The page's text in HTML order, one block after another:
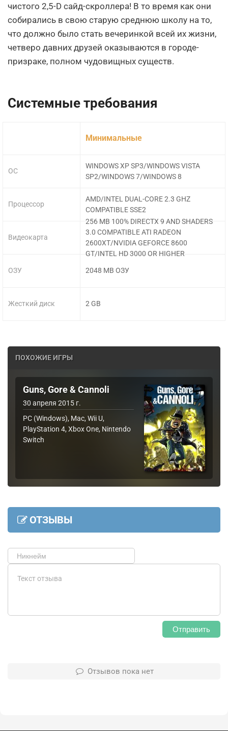
чистого 2,5-D сайд-скроллера! В то время как они
собирались в свою старую среднюю школу на то,
что должно было стать вечеринкой всей их жизни,
четверо давних друзей оказываются в городе-
призраке, полном чудовищных существ.
Системные требования
ОС
Процессор
Видеокарта
ОЗУ
Жесткий диск
Минимальные
WINDOWS XP SP3/WINDOWS VISTA
SP2/WINDOWS 7/WINDOWS 8
AMD/INTEL DUAL-CORE 2.3 GHZ
COMPATIBLE SSE2
256 MB 100% DIRECTX 9 AND SHADERS
3.0 COMPATIBLE ATI RADEON
2600XT/NVIDIA GEFORCE 8600
GT/INTEL HD 3000 OR HIGHER
2048 MB ОЗУ
2 GB
ПОХОЖИЕ ИГРЫ
Guns, Gore & Cannoli
30 апреля 2015 г.
PC (Windows), Mac, Wii U,
PlayStation 4, Xbox One, Nintendo
Switch
ОТЗЫВЫ
Отправить
Отзывов пока нет